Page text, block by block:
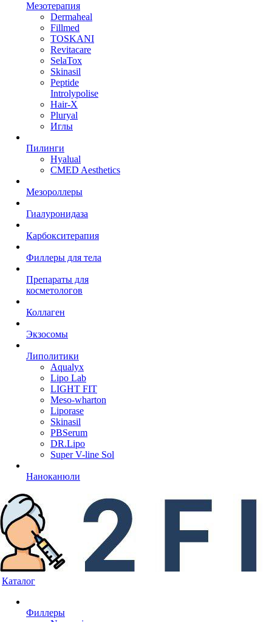
Мезотерапия
Dermaheal
Fillmed
TOSKANI
Revitacare
SelaTox
Skinasil
Peptide
Introlypolise
Hair-X
Pluryal
Иглы
Пилинги
Hyalual
CMED Aesthetics
Мезороллеры
Гиалуронидаза
Карбокситерапия
Филлеры для тела
Препараты для
косметологов
Коллаген
Экзосомы
Липолитики
Aqualyx
Lipo Lab
LIGHT FIT
Meso-wharton
Liporase
Skinasil
PBSerum
DR.Lipo
Super V-line Sol
Наноканюли
Каталог
Филлеры